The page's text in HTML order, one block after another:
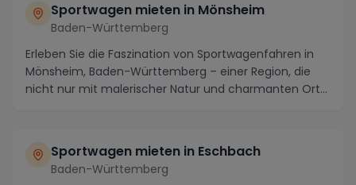
Sportwagen mieten in Mönsheim
Baden-Württemberg
Erleben Sie die Faszination von Sportwagenfahren in
Mönsheim, Baden-Württemberg – einer Region, die
nicht nur mit malerischer Natur und charmanten Ort...
Sportwagen mieten in Eschbach
Baden-Württemberg